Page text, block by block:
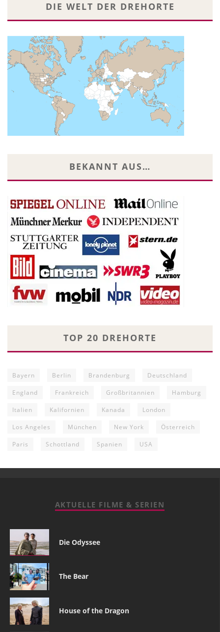
DIE WELT DER DREHORTE
BEKANNT AUS…
TOP 20 DREHORTE
Bayern Berlin Brandenburg Deutschland
England Frankreich Großbritannien Hamburg
Italien Kalifornien Kanada London
Los Angeles München New York Österreich
Paris Schottland Spanien USA
AKTUELLE FILME & SERIEN
Die Odyssee
The Bear
House of the Dragon